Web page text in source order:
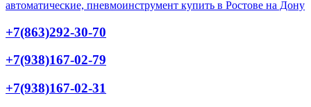
+7(863)292-30-70
+7(938)167-02-79
+7(938)167-02-31